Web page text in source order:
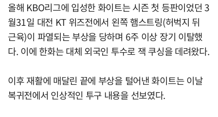
올해 KBO리그에 입성한 화이트는 시즌 첫 등판이었던 3
월31일 대전 KT 위즈전에서 왼쪽 햄스트링(허벅지 뒤
근육)이 파열되는 부상을 당하며 6주 이상 장기 이탈했
다. 이에 한화는 대체 외국인 투수로 잭 쿠싱을 데려왔다.
이후 재활에 매달린 끝에 부상을 털어낸 화이트는 이날
복귀전에서 인상적인 투구 내용을 선보였다.